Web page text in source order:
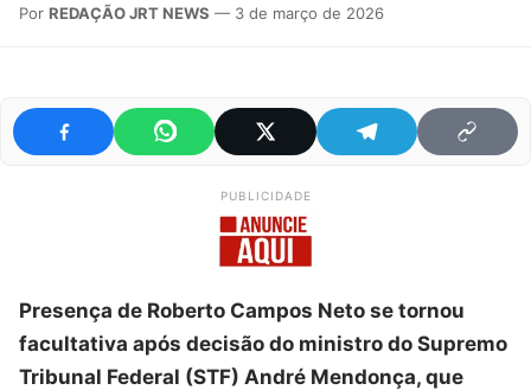
Por REDAÇÃO JRT NEWS — 3 de março de 2026
PUBLICIDADE
Presença de Roberto Campos Neto se tornou
facultativa após decisão do ministro do Supremo
Tribunal Federal (STF) André Mendonça, que